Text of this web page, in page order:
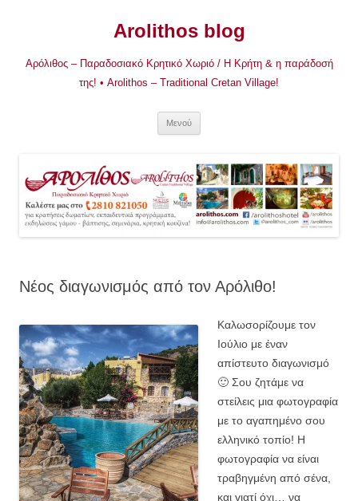
Arolithos blog
Αρόλιθος – Παραδοσιακό Κρητικό Χωριό / Η Κρήτη & η παράδοσή
της! • Arolithos – Traditional Cretan Village!
Μενού
Νέος διαγωνισμός από τον Αρόλιθο!
Καλωσορίζουμε τον
Ιούλιο με έναν
απίστευτο διαγωνισμό
🙂 Σου ζητάμε να
στείλεις μια φωτογραφία
με το αγαπημένο σου
ελληνικό τοπίο! Η
φωτογραφία να είναι
τραβηγμένη από σένα,
και γιατί όχι… να